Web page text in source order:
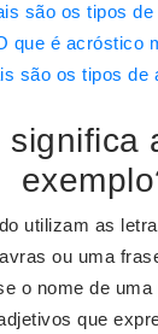
são os tipos
que é acróstico
são os tipos de
significa
utilizam as
ou uma
o nome de
que